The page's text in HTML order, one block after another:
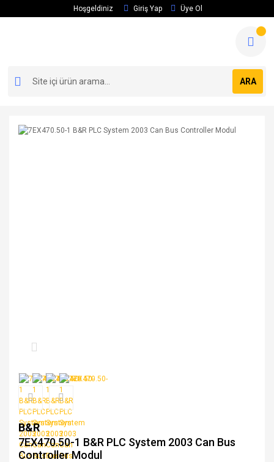
Hoşgeldiniz Giriş Yap Üye Ol
ARA
B&R
7EX470.50-1 B&R PLC System 2003 Can Bus
Controller Modul